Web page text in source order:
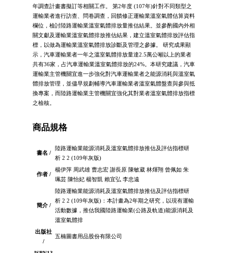
年調查計畫書擬訂等相關工作。 第2年度 (107年)針對不同類型之
運輸業者進行訪查、問卷調查，回饋修正運輸業溫室氣體估算資料
欄位，檢討陸路運輸業溫室氣體排放量推估結果。並參酌國內外相
關文獻及運輸業溫室氣體排放推估結果，建立溫室氣體排放評估指
標，以做為運輸業溫室氣體排放診斷及管理之參據。 研究成果顯
示，汽車運輸業者一年之溫室氣體排放量達2.5萬公噸以上的業者
共有36家，占汽車運輸業溫室氣體排放的24%。本研究建議，汽車
運輸業主管機關宜進一步強化對汽車運輸業者之能源消耗與溫室氣
體排放管理，並儘早規劃輔導汽車運輸業者溫室氣體盤查與參與抵
換專案，而陸路運輸業主管機關宜強化其對業者溫室氣體排放指標
之檢核。
商品規格
書名 /
陸路運輸業能源消耗及溫室氣體排放推估及評估指標研
析 2 2 (109年灰版)
作者 /
楊伊萍 周武雄 曹志宏 謝長原 陳敏葳 林煇翔 曾佩如 朱
珮芸 陳怡妃 楊智凱 賴宜弘 李忠遠
簡介 /
陸路運輸業能源消耗及溫室氣體排放推估及評估指標研
析 2 2 (109年灰版)：本計畫為2年期之研究，以現有運輸
活動數據，推估我國陸路運輸業(公路及軌道)能源消耗及
溫室氣體排
出版社
/
五楠圖書用品股份有限公司